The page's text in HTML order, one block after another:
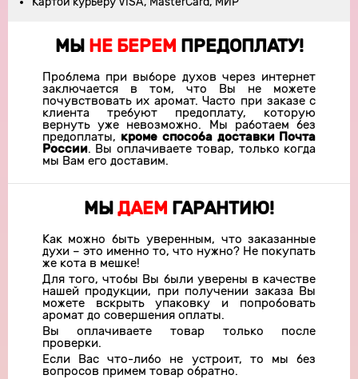
МЫ НЕ БЕРЕМ ПРЕДОПЛАТУ!
Проблема при выборе духов через интернет
заключается в том, что Вы не можете
почувствовать их аромат. Часто при заказе с
клиента требуют предоплату, которую
вернуть уже невозможно. Мы работаем без
предоплаты, кроме способа доставки Почта
России. Вы оплачиваете товар, только когда
мы Вам его доставим.
МЫДАЕМ ГАРАНТИЮ!
Как можно быть уверенным, что заказанные
духи – это именно то, что нужно? Не покупать
же кота в мешке!
Для того, чтобы Вы были уверены в качестве
нашей продукции, при получении заказа Вы
можете вскрыть упаковку и попробовать
аромат до совершения оплаты.
Вы оплачиваете товар только после
проверки.
Если Вас что-либо не устроит, то мы без
вопросов примем товар обратно.